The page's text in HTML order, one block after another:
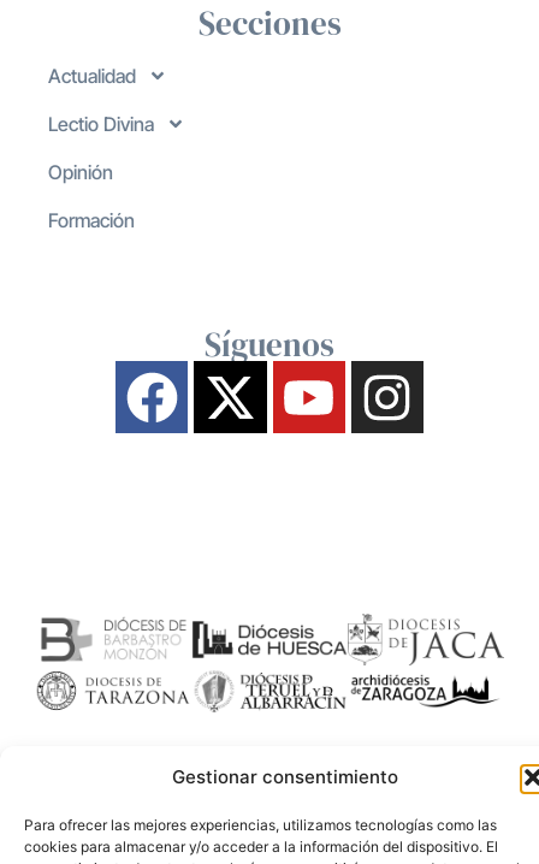
Gestionar consentimiento
Para ofrecer las mejores experiencias, utilizamos tecnologías como las
cookies para almacenar y/o acceder a la información del dispositivo. El
Secciones
Actualidad
Lectio Divina
Opinión
Formación
Síguenos